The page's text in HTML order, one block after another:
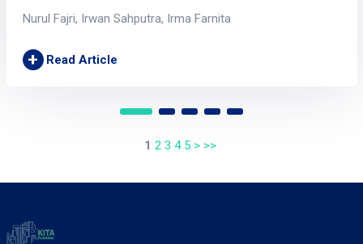
Nurul Fajri, Irwan Sahputra, Irma Farnita
+ Read Article
1 2 3 4 5 > >>